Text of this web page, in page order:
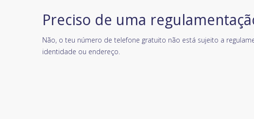
Preciso de uma
Não, o teu número de telefone gratuito não está sujeito a
identidade ou endereço.